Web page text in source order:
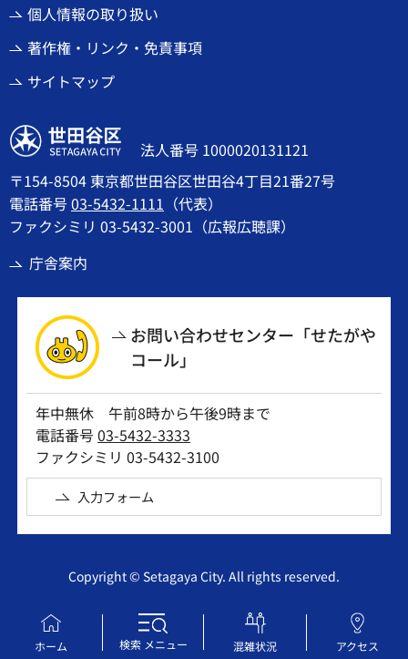
ホーム 検索メニュー 混雑状況 アクセス
個人情報の取り扱い
著作権・リンク・免責事項
サイトマップ
世田谷区
法人番号 1000020131121
〒154-8504 東京都世田谷区世田谷4丁目21番27号
電話番号03-5432-1111 （代表）
ファクシミリ 03-5432-3001（広報広聴課）
庁舎案内
お問い合わせセンター「せたがや
コール」
年中無休 午前8時から午後9時まで
電話番号03-5432-3333
ファクシミリ 03-5432-3100
入力フォーム
Copyright © Setagaya City. All rights reserved.